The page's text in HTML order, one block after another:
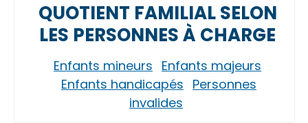
QUOTIENT FAMILIAL SELON
LES PERSONNES À CHARGE
Enfants mineurs Enfants majeurs
Enfants handicapés Personnes
invalides